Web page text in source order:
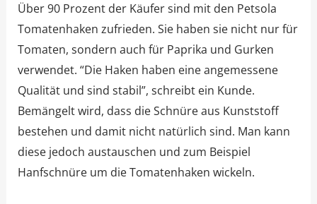
Über 90 Prozent der Käufer sind mit den Petsola
Tomatenhaken zufrieden. Sie haben sie nicht nur für
Tomaten, sondern auch für Paprika und Gurken
verwendet. “Die Haken haben eine angemessene
Qualität und sind stabil”, schreibt ein Kunde.
Bemängelt wird, dass die Schnüre aus Kunststoff
bestehen und damit nicht natürlich sind. Man kann
diese jedoch austauschen und zum Beispiel
Hanfschnüre um die Tomatenhaken wickeln.